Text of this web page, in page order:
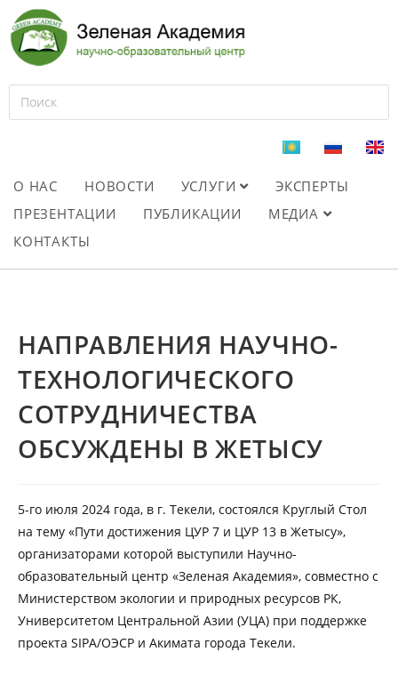
О НАС НОВОСТИ УСЛУГИ
ЭКСПЕРТЫ
ПРЕЗЕНТАЦИИ
ПУБЛИКАЦИИ
МЕДИА
КОНТАКТЫ
НАПРАВЛЕНИЯ НАУЧНО-
ТЕХНОЛОГИЧЕСКОГО
СОТРУДНИЧЕСТВА
ОБСУЖДЕНЫ В ЖЕТЫСУ
5-го июля 2024 года, в г. Текели, состоялся Круглый Стол
на тему «Пути достижения ЦУР 7 и ЦУР 13 в Жетысу»,
организаторами которой выступили Научно-
образовательный центр «Зеленая Академия», совместно с
Министерством экологии и природных ресурсов РК,
Университетом Центральной Азии (УЦА) при поддержке
проекта SIPA/ОЭСР и Акимата города Текели.